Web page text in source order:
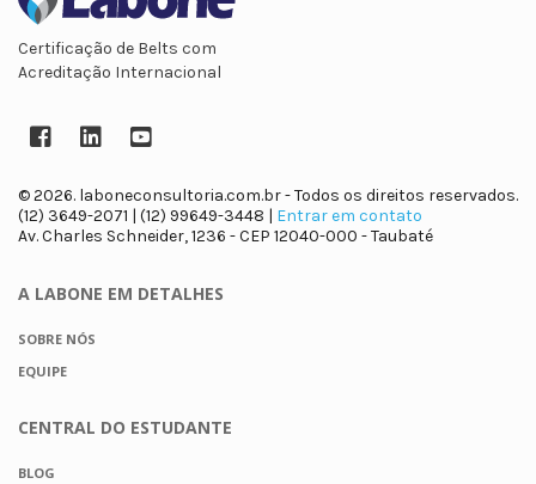
Certificação de Belts com
Acreditação Internacional
Facebook
LinkedInYouTube
© 2026. laboneconsultoria.com.br - Todos os direitos reservados.
(12) 3649-2071 | (12) 99649-3448 | Entrar em contato
Av. Charles Schneider, 1236 - CEP 12040-000 - Taubaté
A LABONE EM DETALHES
SOBRE NÓS
EQUIPE
CENTRAL DO ESTUDANTE
BLOG